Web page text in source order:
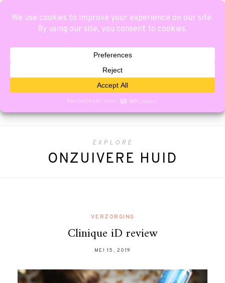
EXPLORE
ONZUIVERE HUID
VERZORGING
Clinique iD review
MEI 15, 2019